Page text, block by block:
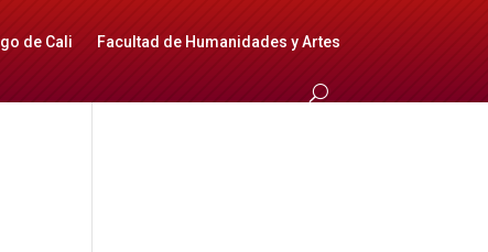
de Cali Facultad de Humanidades y Artes